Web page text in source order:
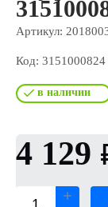
Артикул:
Код: 3151000824
в наличии
4 129